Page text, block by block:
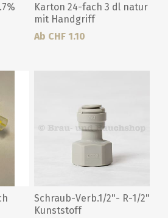
Karton 24-fach 3 dl natur
mit Handgriff
Ab CHF 1.10
Schraub-Verb.1/2"- R-1/2"
Kunststoff